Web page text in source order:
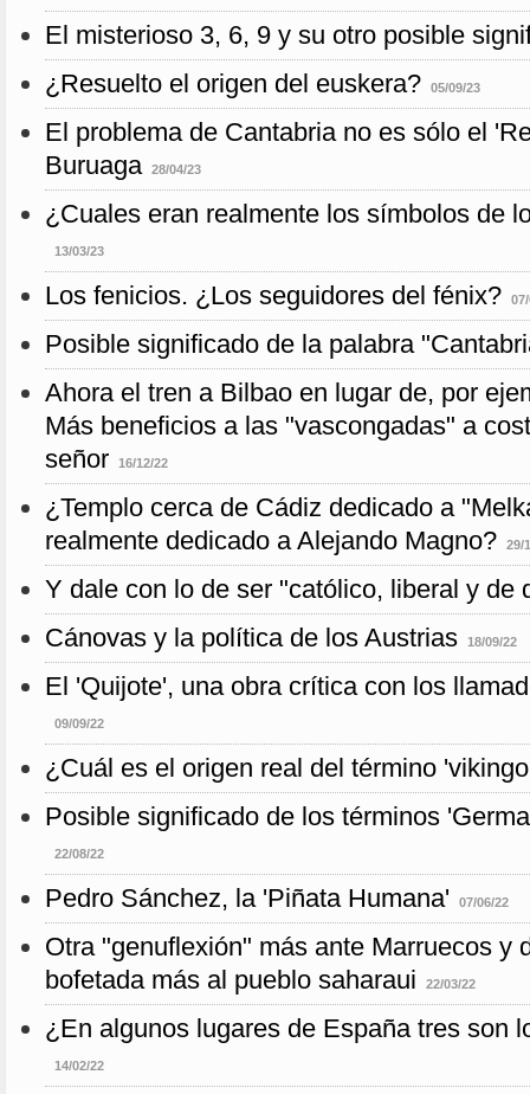
El misterioso 3, 6, 9 y su otro posible
¿Resuelto el origen del euskera?
05/09/23
El problema de Cantabria no es sólo el
Buruaga
28/04/23
¿Cuales eran realmente los símbolos de
13/03/23
Los fenicios. ¿Los seguidores del fénix?
Posible significado de la palabra
Ahora el tren a Bilbao en lugar de, por
Más beneficios a las "vascongadas" a
señor
16/12/22
¿Templo cerca de Cádiz dedicado a
realmente dedicado a Alejando Magno?
29/
Y dale con lo de ser "católico, liberal y de
Cánovas y la política de los Austrias
18/09/22
El 'Quijote', una obra crítica con los
09/09/22
¿Cuál es el origen real del término
Posible significado de los términos
22/08/22
Pedro Sánchez, la 'Piñata Humana' 07/06/22
Otra "genuflexión" más ante Marruecos y
bofetada más al pueblo saharaui
22/03/22
¿En algunos lugares de España tres son
14/02/22